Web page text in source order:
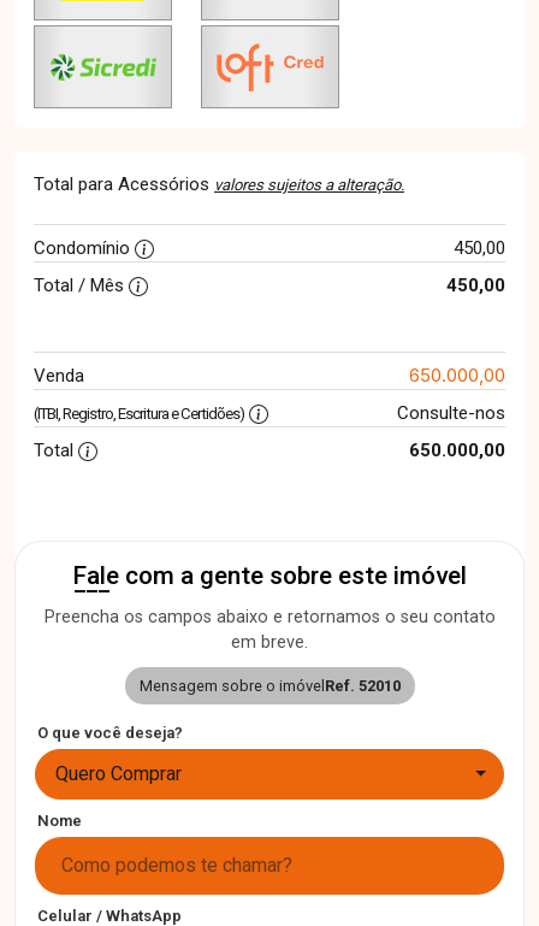
Total para Acessórios valores sujeitos a alteração.
Condomínio
450,00
Total / Mês
450,00
Venda 650.000,00
(ITBI, Registro, Escritura e Certidões)
Consulte-nos
Total
650.000,00
Fale com a gente sobre este imóvel
Preencha os campos abaixo e retornamos o seu contato
em breve.
Mensagem sobre o imóvel Ref. 52010
O que você deseja?
Quero Comprar
Nome
Celular / WhatsApp